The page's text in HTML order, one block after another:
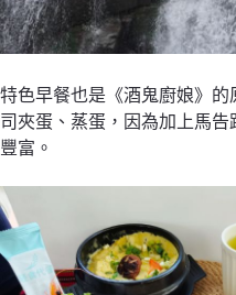
特色早餐也是《酒鬼廚娘》
司夾蛋、蒸蛋，因為加上馬
豐富。